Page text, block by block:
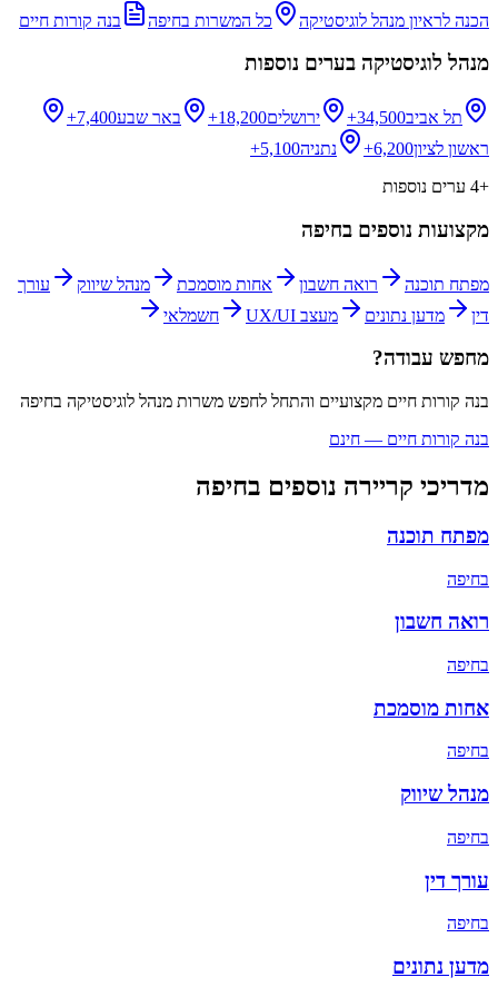
הכנה לראיון מנהל לוגיסטיקה כל המשרות בחיפה בנה קורות חיים
מנהל לוגיסטיקה בערים נוספות
תל אביב34,500+ ירושלים18,200+ באר שבע7,400+
ראשון לציון6,200+ נתניה5,100+
+
4 ערים נוספות
מקצועות נוספים בחיפה
מפתח תוכנה רואה חשבון אחות מוסמכת מנהל שיווק
עורך
דין
מדען נתונים מעצב UX/UI חשמלאי
מחפש עבודה?
בנה קורות חיים מקצועיים והתחל לחפש משרות מנהל לוגיסטיקה בחיפה
בנה קורות חיים — חינם
מדריכי קריירה נוספים בחיפה
מפתח תוכנה
בחיפה
רואה חשבון
בחיפה
אחות מוסמכת
בחיפה
מנהל שיווק
בחיפה
עורך דין
בחיפה
מדען נתונים